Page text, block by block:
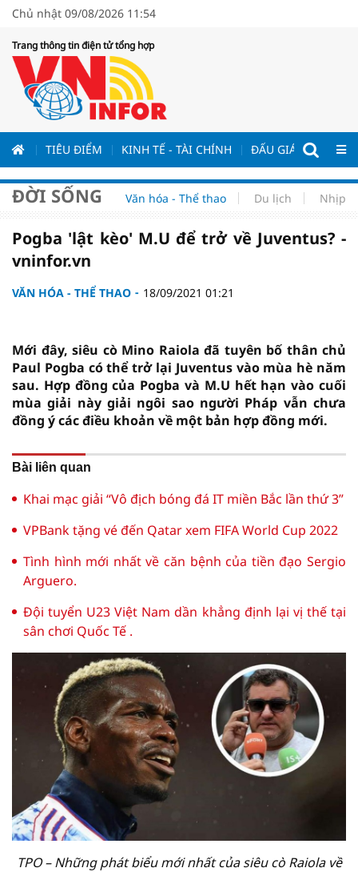
Chủ nhật 09/08/2026 11:54
Trang thông tin điện tử tổng hợp
TIÊU ĐIỂM KINH TẾ - TÀI CHÍNH ĐẤU GIÁ - ĐẤU
ĐỜI SỐNG Văn hóa - Thể thao Du lịch Nhịp
Pogba 'lật kèo' M.U để trở về Juventus? -
vninfor.vn
VĂN HÓA - THỂ THAO 18/09/2021 01:21
Mới đây, siêu cò Mino Raiola đã tuyên bố thân chủ
Paul Pogba có thể trở lại Juventus vào mùa hè năm
sau. Hợp đồng của Pogba và M.U hết hạn vào cuối
mùa giải này giải ngôi sao người Pháp vẫn chưa
đồng ý các điều khoản về một bản hợp đồng mới.
Bài liên quan
Khai mạc giải “Vô địch bóng đá IT miền Bắc lần thứ 3”
VPBank tặng vé đến Qatar xem FIFA World Cup 2022
Tình hình mới nhất về căn bệnh của tiền đạo Sergio
Arguero.
Đội tuyển U23 Việt Nam dần khẳng định lại vị thế tại
sân chơi Quốc Tế .
TPO – Những phát biểu mới nhất của siêu cò Raiola về